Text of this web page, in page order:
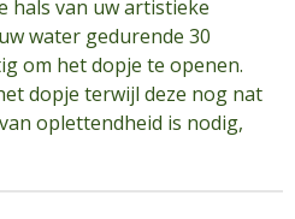
hals van uw artistieke
water gedurende 30
om het dopje te openen.
dopje terwijl deze nog nat
oplettendheid is nodig,